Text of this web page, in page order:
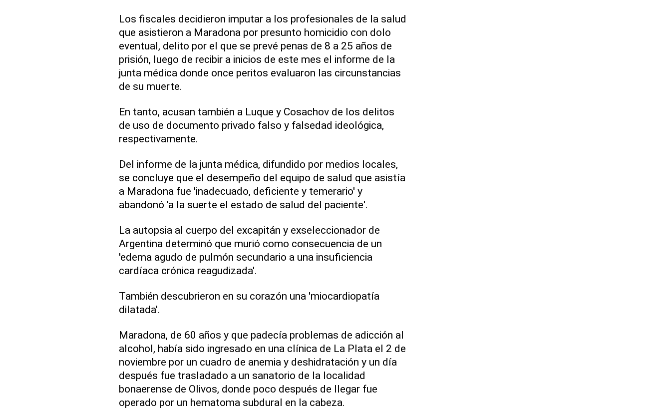
Los fiscales decidieron imputar a los profesionales de la salud
que asistieron a Maradona por presunto homicidio con dolo
eventual, delito por el que se prevé penas de 8 a 25 años de
prisión, luego de recibir a inicios de este mes el informe de la
junta médica donde once peritos evaluaron las circunstancias
de su muerte.
En tanto, acusan también a Luque y Cosachov de los delitos
de uso de documento privado falso y falsedad ideológica,
respectivamente.
Del informe de la junta médica, difundido por medios locales,
se concluye que el desempeño del equipo de salud que asistía
a Maradona fue 'inadecuado, deficiente y temerario' y
abandonó 'a la suerte el estado de salud del paciente'.
La autopsia al cuerpo del excapitán y exseleccionador de
Argentina determinó que murió como consecuencia de un
'edema agudo de pulmón secundario a una insuficiencia
cardíaca crónica reagudizada'.
También descubrieron en su corazón una 'miocardiopatía
dilatada'.
Maradona, de 60 años y que padecía problemas de adicción al
alcohol, había sido ingresado en una clínica de La Plata el 2 de
noviembre por un cuadro de anemia y deshidratación y un día
después fue trasladado a un sanatorio de la localidad
bonaerense de Olivos, donde poco después de llegar fue
operado por un hematoma subdural en la cabeza.